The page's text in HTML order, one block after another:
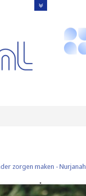
zorgen maken - Nurjanah